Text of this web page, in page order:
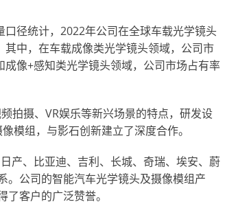
径统计，2022年公司在全球车载光学镜头
中，在车载成像类光学镜头领域，公司市
像+感知类光学镜头领域，公司市场占有率
拍摄、VR娱乐等新兴场景的特点，研发设
模组，与影石创新建立了深度合作。
产、比亚迪、吉利、长城、奇瑞、埃安、蔚
。公司的智能汽车光学镜头及摄像模组产
客户的广泛赞誉。